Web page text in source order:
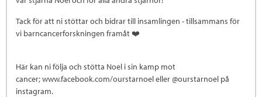
Tack för att ni stöttar och bidrar till insamlingen - tillsammans för
vi barncancerforskningen framåt ❤️
Här kan ni följa och stötta Noel i sin kamp mot
cancer; www.facebook.com/ourstarnoel eller @ourstarnoel på
instagram.